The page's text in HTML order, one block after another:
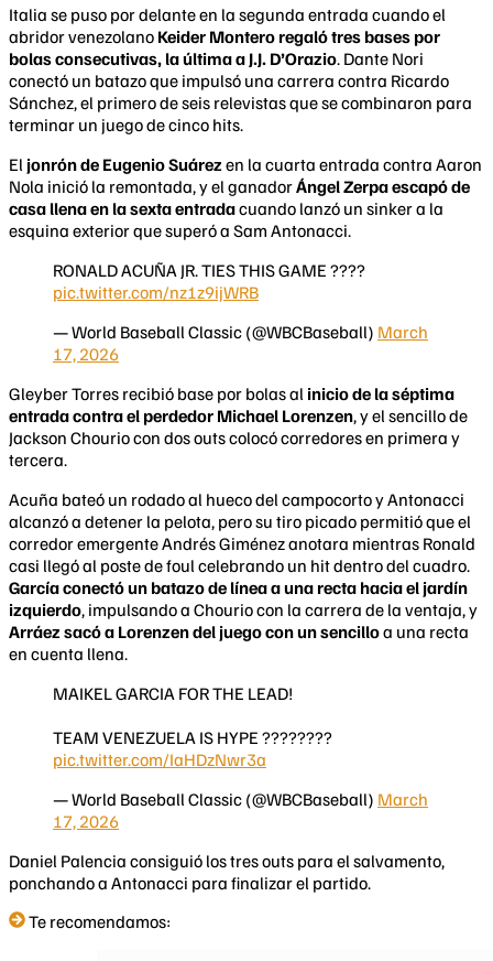
Italia se puso por delante en la segunda entrada cuando el
abridor venezolano Keider Montero regaló tres bases por
bolas consecutivas, la última a J.J. D’Orazio. Dante Nori
conectó un batazo que impulsó una carrera contra Ricardo
Sánchez, el primero de seis relevistas que se combinaron para
terminar un juego de cinco hits.
El jonrón de Eugenio Suárez en la cuarta entrada contra Aaron
Nola inició la remontada, y el ganadorÁngel Zerpa escapó de
casa llena en la sexta entradacuando lanzó un sinker a la
esquina exterior que superó a Sam Antonacci.
RONALD ACUÑA JR. TIES THIS GAME ????
pic.twitter.com/nz1z9ijWRB
— World Baseball Classic (@WBCBaseball) March
17, 2026
Gleyber Torres recibió base por bolas al inicio de la séptima
entrada contra el perdedor Michael Lorenzen, y el sencillo de
Jackson Chourio con dos outs colocó corredores en primera y
tercera.
Acuña bateó un rodado al hueco del campocorto y Antonacci
alcanzó a detener la pelota, pero su tiro picado permitió que el
corredor emergente Andrés Giménez anotara mientras Ronald
casi llegó al poste de foul celebrando un hit dentro del cuadro.
García conectó un batazo de línea a una recta hacia el jardín
izquierdo, impulsando a Chourio con la carrera de la ventaja, y
Arráez sacó a Lorenzen del juego con un sencilloa una recta
en cuenta llena.
MAIKEL GARCIA FOR THE LEAD!
TEAM VENEZUELA IS HYPE ????????
pic.twitter.com/IaHDzNwr3a
— World Baseball Classic (@WBCBaseball) March
17, 2026
Daniel Palencia consiguió los tres outs para el salvamento,
ponchando a Antonacci para finalizar el partido.
Te recomendamos: